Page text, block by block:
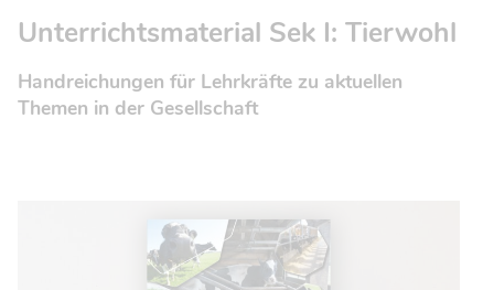
Unterrichtsmaterial Sek I: Tierwohl
Handreichungen für Lehrkräfte zu aktuellen
Themen in der Gesellschaft